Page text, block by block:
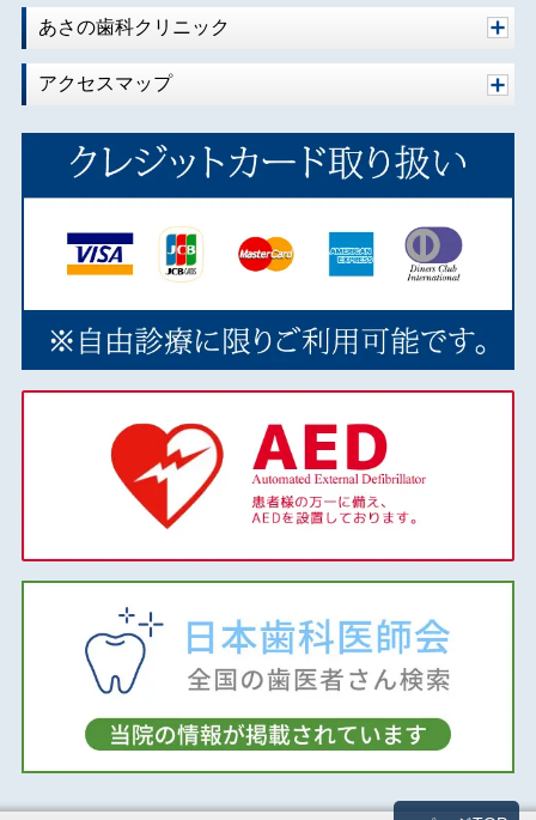
2020年02月
2020年01月
2019年10月
2019年09月
2019年08月
2019年07月
2019年06月
2019年05月
2019年03月
2018年12月
2018年10月
2018年09月
2018年06月
2018年05月
2018年04月
2018年02月
2018年01月
2017年12月
あさの歯科クリニック
アクセスマップ